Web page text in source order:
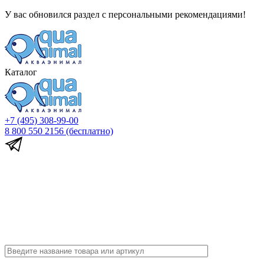
У вас обновился раздел с персональными рекомендациями!
Каталог
+7 (495) 308-99-00
8 800 550 2156 (бесплатно)